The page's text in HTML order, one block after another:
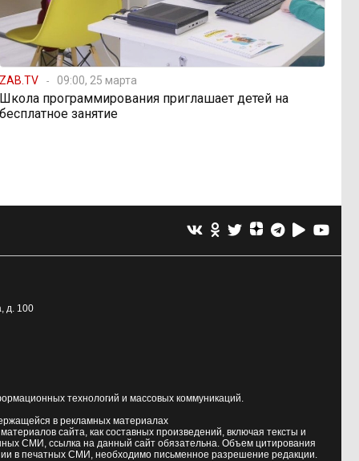
ZAB.TV 09:00, 25 марта
Школа программирования приглашает детей на
бесплатное занятие
д. 100
технологий и массовых коммуникаций.
в рекламных материалах
сайта, как составных произведений, включая тексты и
СМИ, ссылка на данный сайт обязательна. Объем цитирования
в печатных СМИ, необходимо письменное разрешение редакции.